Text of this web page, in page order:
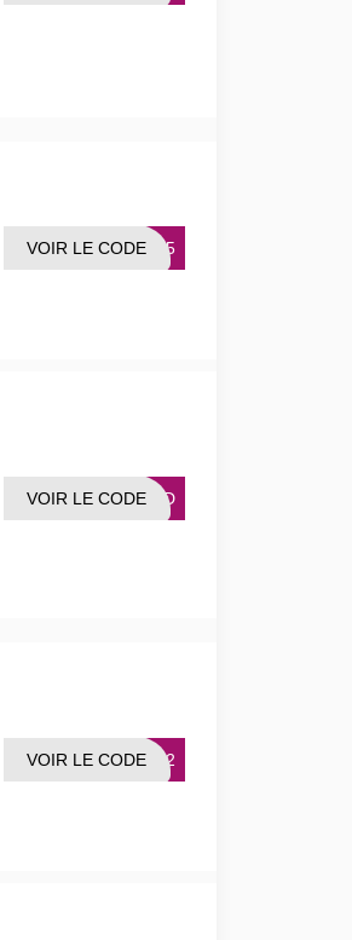
IP25
VOIR LE CODE
61DD
VOIR LE CODE
B872
VOIR LE CODE